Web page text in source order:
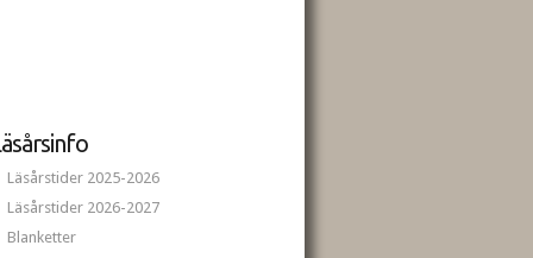
Läsårstider 2025-2026
Läsårstider 2026-2027
Blanketter